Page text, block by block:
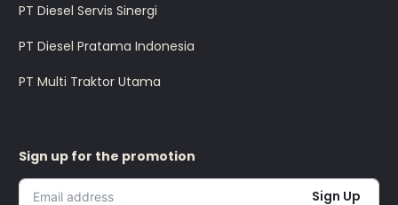
PT Diesel Servis Sinergi
PT Diesel Pratama Indonesia
PT Multi Traktor Utama
Sign up for the promotion
Sign Up